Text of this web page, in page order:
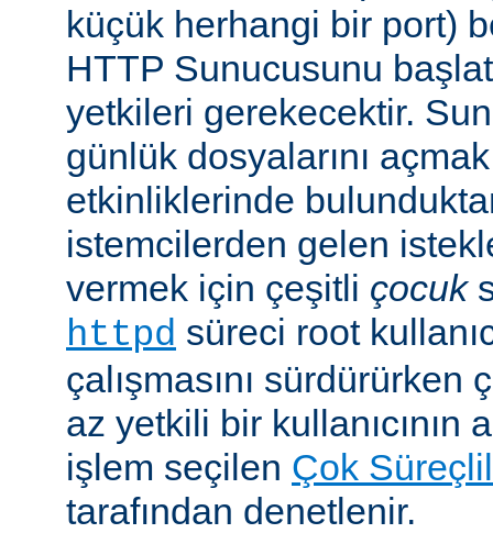
küçük herhangi bir port)
HTTP Sunucusunu
yetkileri gerekecektir.
günlük dosyalarını
etkinliklerinde
istemcilerden gelen
vermek için çeşitli çocuk
httpd süreci root
çalışmasını
az yetkili bir kullanıcının
işlem seçilen Çok
tarafından denetlenir.